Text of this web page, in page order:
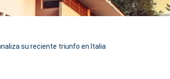
su reciente triunfo en Italia